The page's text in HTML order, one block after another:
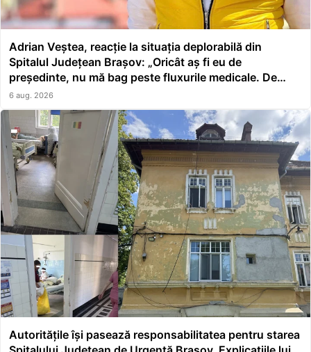
Adrian Veștea, reacție la situația deplorabilă din
Spitalul Județean Brașov: „Oricât aș fi eu de
președinte, nu mă bag peste fluxurile medicale. De
asta a făcut școală managerul”
6 aug. 2026
Autoritățile își pasează responsabilitatea pentru starea